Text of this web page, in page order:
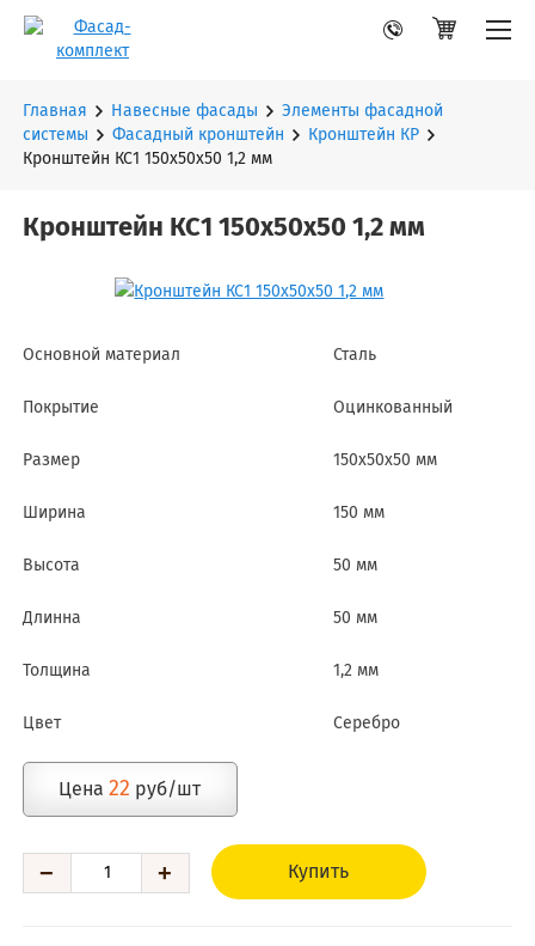
Главная Навесные фасады
Элементы фасадной
системы
Фасадный кронштейн
Кронштейн КР
Кронштейн КС1 150х50х50 1,2 мм
Кронштейн КС1 150х50х50 1,2 мм
Основной материал Сталь
Покрытие Оцинкованный
Размер 150х50х50 мм
Ширина 150 мм
Высота 50 мм
Длинна 50 мм
Толщина 1,2 мм
Цвет Серебро
Цена22 руб/шт
− + Купить